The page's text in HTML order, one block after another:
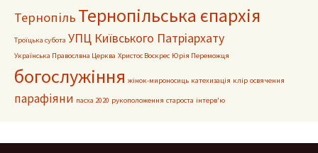
Тернопіль Тернопільська єпархія
Троїцька субота УПЦ Київського Патріархату
Українська Правослвна Церква Христос Воскрес Юрія Переможця
богослужіння жінок-мироносиць катехизація клір освячення
парафіяни пасха 2020 рукоположення староста інтерв'ю